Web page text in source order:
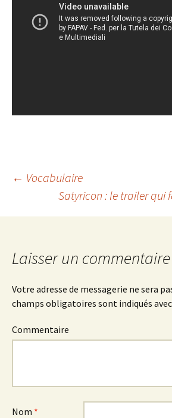
Navigation
des
articles
← Vocabulaire
Satyricon : le trailer qui
Laisser un commentaire
Votre adresse de messagerie ne sera
champs obligatoires sont indiqués avec
Commentaire
Nom *